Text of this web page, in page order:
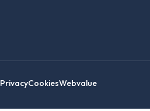
PrivacyCookiesWebvalue